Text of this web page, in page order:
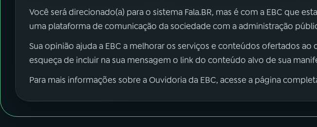
Você será direcionado(a) para o sistema Fala.BR, mas é com a EBC que
uma plataforma de comunicação da sociedade com a administração
Sua opinião ajuda a EBC a melhorar os serviços e conteúdos ofertados ao
esqueça de incluir na sua mensagem o link do conteúdo alvo de sua
Para mais informações sobre a Ouvidoria da EBC, acesse a página